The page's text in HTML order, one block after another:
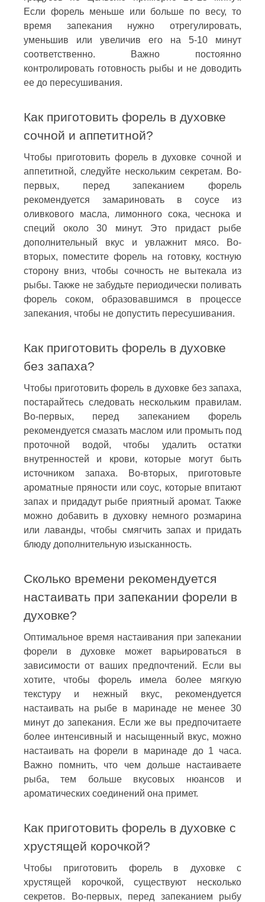
Если форель меньше или больше по весу, то
время запекания нужно отрегулировать,
уменьшив или увеличив его на 5-10 минут
соответственно. Важно постоянно
контролировать готовность рыбы и не доводить
ее до пересушивания.
Как приготовить форель в духовке
сочной и аппетитной?
Чтобы приготовить форель в духовке сочной и
аппетитной, следуйте нескольким секретам. Во-
первых, перед запеканием форель
рекомендуется замариновать в соусе из
оливкового масла, лимонного сока, чеснока и
специй около 30 минут. Это придаст рыбе
дополнительный вкус и увлажнит мясо. Во-
вторых, поместите форель на готовку, костную
сторону вниз, чтобы сочность не вытекала из
рыбы. Также не забудьте периодически поливать
форель соком, образовавшимся в процессе
запекания, чтобы не допустить пересушивания.
Как приготовить форель в духовке
без запаха?
Чтобы приготовить форель в духовке без запаха,
постарайтесь следовать нескольким правилам.
Во-первых, перед запеканием форель
рекомендуется смазать маслом или промыть под
проточной водой, чтобы удалить остатки
внутренностей и крови, которые могут быть
источником запаха. Во-вторых, приготовьте
ароматные пряности или соус, которые впитают
запах и придадут рыбе приятный аромат. Также
можно добавить в духовку немного розмарина
или лаванды, чтобы смягчить запах и придать
блюду дополнительную изысканность.
Сколько времени рекомендуется
настаивать при запекании форели в
духовке?
Оптимальное время настаивания при запекании
форели в духовке может варьироваться в
зависимости от ваших предпочтений. Если вы
хотите, чтобы форель имела более мягкую
текстуру и нежный вкус, рекомендуется
настаивать на рыбе в маринаде не менее 30
минут до запекания. Если же вы предпочитаете
более интенсивный и насыщенный вкус, можно
настаивать на форели в маринаде до 1 часа.
Важно помнить, что чем дольше настаиваете
рыба, тем больше вкусовых нюансов и
ароматических соединений она примет.
Как приготовить форель в духовке с
хрустящей корочкой?
Чтобы приготовить форель в духовке с
хрустящей корочкой, существуют несколько
секретов. Во-первых, перед запеканием рыбу